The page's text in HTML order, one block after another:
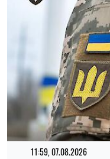
11:59, 07.08.2026